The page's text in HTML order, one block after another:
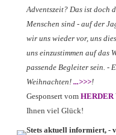
Adventszeit? Das ist doch
Menschen sind - auf der
wir uns wieder vor, uns
uns einzustimmen auf das
passende Begleiter sein. -
Weihnachten! ...>>>!
Gesponsert vom HERDER
Ihnen viel Glück!
Stets aktuell informiert, -